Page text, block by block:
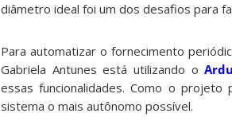
diâmetro ideal foi um dos desafios para
Para automatizar o fornecimento
Gabriela Antunes está utilizando o
essas funcionalidades. Como o
sistema o mais autônomo possível.